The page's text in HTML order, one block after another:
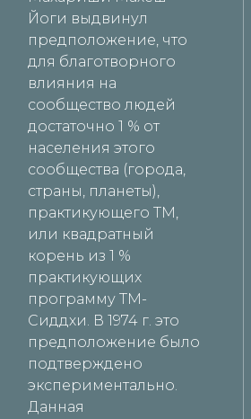
Йоги выдвинул
предположение, что
для благотворного
влияния на
сообщество людей
достаточно 1 % от
населения этого
сообщества (города,
страны, планеты),
практикующего ТМ,
или квадратный
корень из 1 %
практикующих
программу ТМ-
Сиддхи. В 1974 г. это
предположение было
подтверждено
экспериментально.
Данная